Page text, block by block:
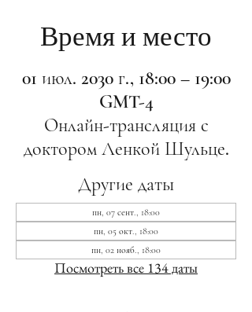
Время и место
01 июл. 2030 г., 18:00 – 19:00
GMT-4
Онлайн-трансляция с
доктором Ленкой Шульце.
Другие даты
пн, 07 сент., 18:00
пн, 05 окт., 18:00
пн, 02 нояб., 18:00
Посмотреть все 134 даты